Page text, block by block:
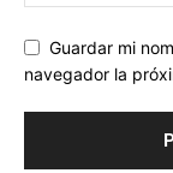
Guardar mi
navegador la